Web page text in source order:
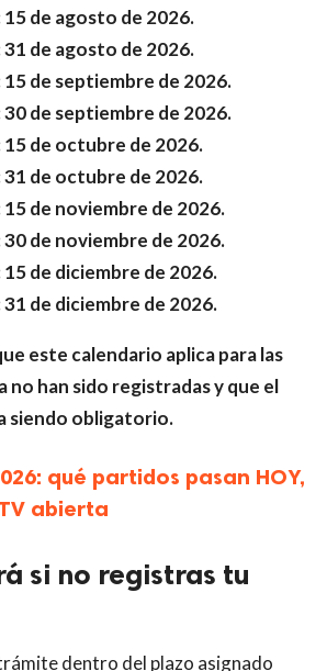
de agosto de 2026.
de agosto de 2026.
de septiembre de 2026.
de septiembre de 2026.
15 de octubre de 2026.
31 de octubre de 2026.
de noviembre de 2026.
de noviembre de 2026.
de diciembre de 2026.
de diciembre de 2026.
este calendario aplica para las
no han sido registradas y que el
siendo obligatorio.
qué partidos pasan HOY,
abierta
si no registras tu
dentro del plazo asignado